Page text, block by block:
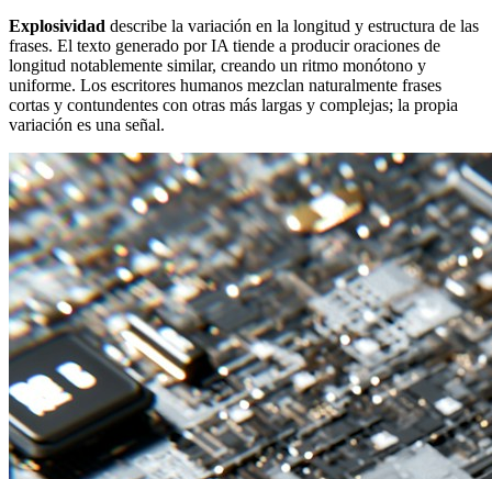
Explosividad describe la variación en la longitud y estructura de las
frases. El texto generado por IA tiende a producir oraciones de
longitud notablemente similar, creando un ritmo monótono y
uniforme. Los escritores humanos mezclan naturalmente frases
cortas y contundentes con otras más largas y complejas; la propia
variación es una señal.